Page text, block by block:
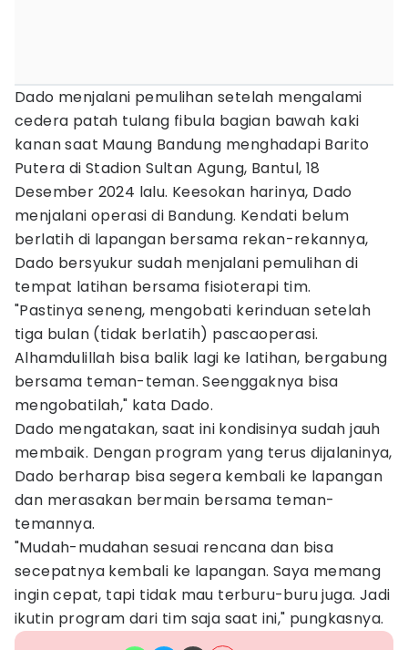
Dado menjalani pemulihan setelah mengalami
cedera patah tulang fibula bagian bawah kaki
kanan saat Maung Bandung menghadapi Barito
Putera di Stadion Sultan Agung, Bantul, 18
Desember 2024 lalu. Keesokan harinya, Dado
menjalani operasi di Bandung. Kendati belum
berlatih di lapangan bersama rekan-rekannya,
Dado bersyukur sudah menjalani pemulihan di
tempat latihan bersama fisioterapi tim.
"Pastinya seneng, mengobati kerinduan setelah
tiga bulan (tidak berlatih) pascaoperasi.
Alhamdulillah bisa balik lagi ke latihan, bergabung
bersama teman-teman. Seenggaknya bisa
mengobatilah," kata Dado.
Dado mengatakan, saat ini kondisinya sudah jauh
membaik. Dengan program yang terus dijalaninya,
Dado berharap bisa segera kembali ke lapangan
dan merasakan bermain bersama teman-
temannya.
"Mudah-mudahan sesuai rencana dan bisa
secepatnya kembali ke lapangan. Saya memang
ingin cepat, tapi tidak mau terburu-buru juga. Jadi
ikutin program dari tim saja saat ini," pungkasnya.